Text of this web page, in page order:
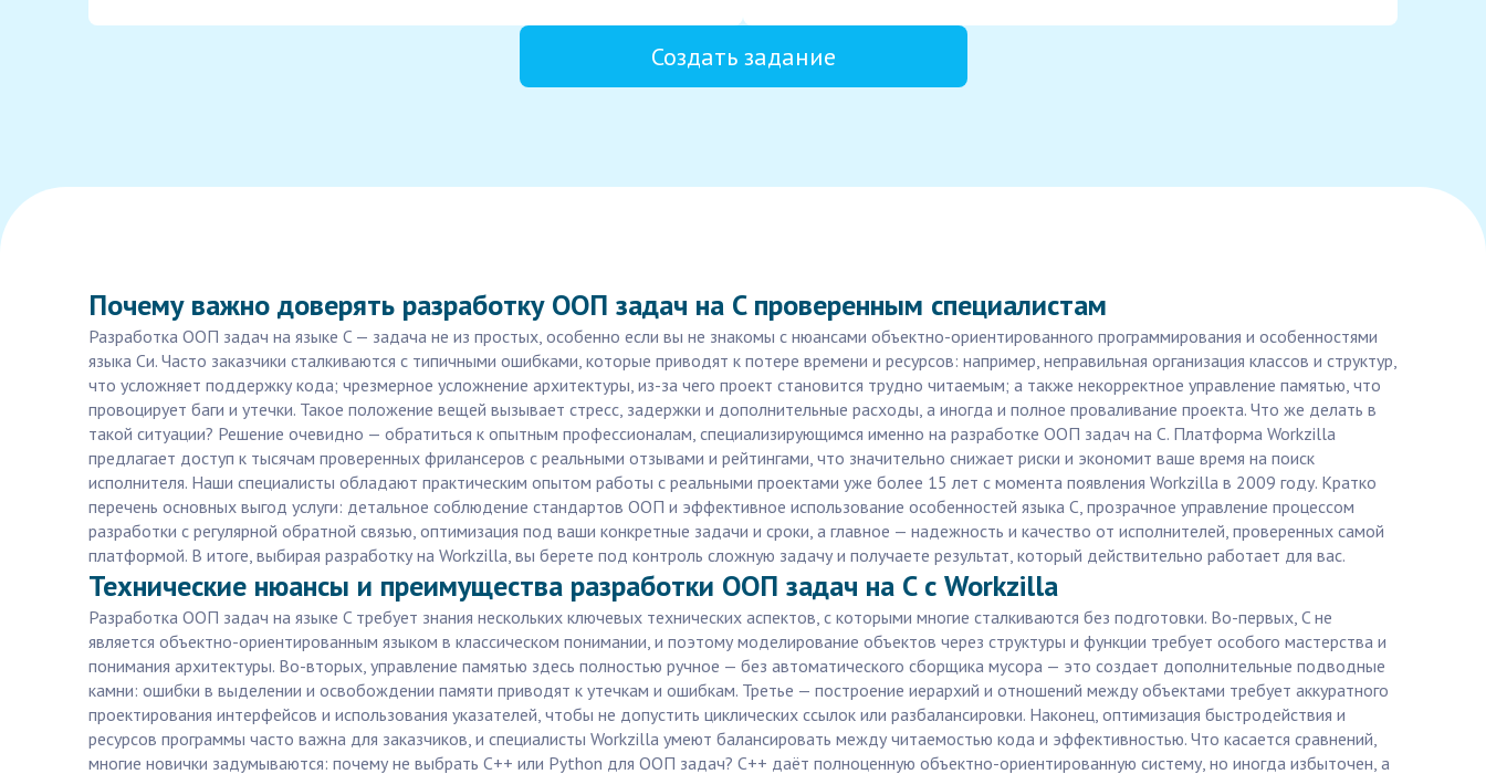
Создать задание
Почему важно доверять разработку ООП задач на C проверенным специалистам
Разработка ООП задач на языке C — задача не из простых, особенно если вы не знакомы с нюансами объектно-ориентированного программирования и особенностями
языка Си. Часто заказчики сталкиваются с типичными ошибками, которые приводят к потере времени и ресурсов: например, неправильная организация классов и структур,
что усложняет поддержку кода; чрезмерное усложнение архитектуры, из-за чего проект становится трудно читаемым; а также некорректное управление памятью, что
провоцирует баги и утечки. Такое положение вещей вызывает стресс, задержки и дополнительные расходы, а иногда и полное проваливание проекта. Что же делать в
такой ситуации? Решение очевидно — обратиться к опытным профессионалам, специализирующимся именно на разработке ООП задач на C. Платформа Workzilla
предлагает доступ к тысячам проверенных фрилансеров с реальными отзывами и рейтингами, что значительно снижает риски и экономит ваше время на поиск
исполнителя. Наши специалисты обладают практическим опытом работы с реальными проектами уже более 15 лет с момента появления Workzilla в 2009 году. Кратко
перечень основных выгод услуги: детальное соблюдение стандартов ООП и эффективное использование особенностей языка C, прозрачное управление процессом
разработки с регулярной обратной связью, оптимизация под ваши конкретные задачи и сроки, а главное — надежность и качество от исполнителей, проверенных самой
платформой. В итоге, выбирая разработку на Workzilla, вы берете под контроль сложную задачу и получаете результат, который действительно работает для вас.
Технические нюансы и преимущества разработки ООП задач на C с Workzilla
Разработка ООП задач на языке C требует знания нескольких ключевых технических аспектов, с которыми многие сталкиваются без подготовки. Во-первых, C не
является объектно-ориентированным языком в классическом понимании, и поэтому моделирование объектов через структуры и функции требует особого мастерства и
понимания архитектуры. Во-вторых, управление памятью здесь полностью ручное — без автоматического сборщика мусора — это создает дополнительные подводные
камни: ошибки в выделении и освобождении памяти приводят к утечкам и ошибкам. Третье — построение иерархий и отношений между объектами требует аккуратного
проектирования интерфейсов и использования указателей, чтобы не допустить циклических ссылок или разбалансировки. Наконец, оптимизация быстродействия и
ресурсов программы часто важна для заказчиков, и специалисты Workzilla умеют балансировать между читаемостью кода и эффективностью. Что касается сравнений,
многие новички задумываются: почему не выбрать C++ или Python для ООП задач? C++ даёт полноценную объектно-ориентированную систему, но иногда избыточен, а